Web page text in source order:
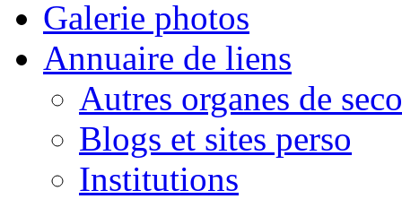
Galerie photos
Annuaire de liens
Autres organes de
Blogs et sites perso
Institutions